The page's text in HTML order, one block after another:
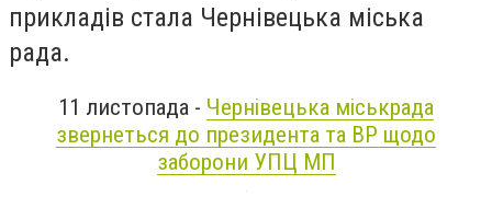
прикладів стала Чернівецька міська
рада.
11 листопада - Чернівецька міськрада
звернеться до президента та ВР щодо
заборони УПЦ МП